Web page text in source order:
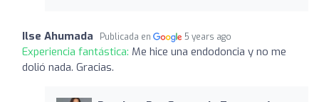
Ilse Ahumada Publicada en 5 years ago
Experiencia fantástica: Me hice una endodoncia y no me
dolió nada. Gracias.